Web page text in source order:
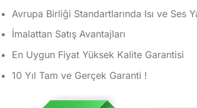
Avrupa Birliği Standartlarında Isı ve Ses
İmalattan Satış Avantajları
En Uygun Fiyat Yüksek Kalite Garantisi
10 Yıl Tam ve Gerçek Garanti !